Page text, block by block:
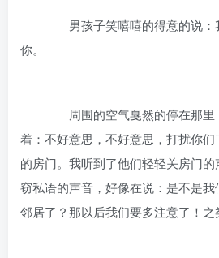
男孩子笑嘻嘻的得意的说：
你。
周围的空气戛然的停在那里
着：不好意思，不好意思，打扰你
的房门。我听到了他们轻轻关房门
窃私语的声音，好像在说：是不是
邻居了？那以后我们要多注意了！之